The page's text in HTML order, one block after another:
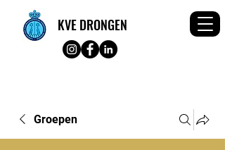
KVE DRONGEN
Groepen